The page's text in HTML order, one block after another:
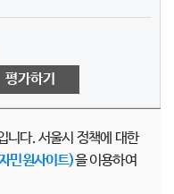
평가하기
니다. 서울시 정책에 대한
민원사이트)을 이용하여